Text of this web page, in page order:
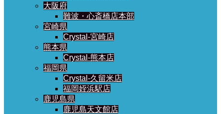
大阪府
難波・心斎橋店本部
宮崎県
Crystal-宮崎店
熊本県
Crystal-熊本店
福岡県
Crystal-久留米店
福岡姪浜駅店
鹿児島県
鹿児島天文館店